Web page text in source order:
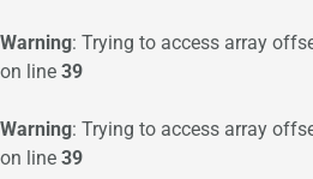
Warning: Trying to access array
on line 39
Warning: Trying to access array
on line 39